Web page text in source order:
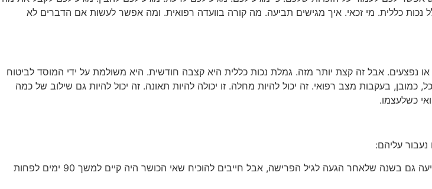
נכות כללית. מי זכאי. איך מגישים תביעה. מה קורה בוועדה רפואית. ומה אפשר לעשות אם הדברים לא
אבל זה קצת יותר מזה. גמלת נכות כללית היא קצבה חודשית. היא משולמת על ידי המוסד לביטוח
בעקבות מצב רפואי. זה יכול להיות מחלה. זו יכולה להיות תאונה. זה יכול להיות גם שילוב של כמה
כשלעצמו.
עליהם:
בדרך כלל מדובר על אנשים בין גיל 18 לגיל פרישה. טכנית, אפשר להגיש את התביעה גם בשנה שלאחר הגעה לגיל הפרישה, אבל חייבים להוכיח שאי הכושר היה קיים למשך 90 ימים לפחות